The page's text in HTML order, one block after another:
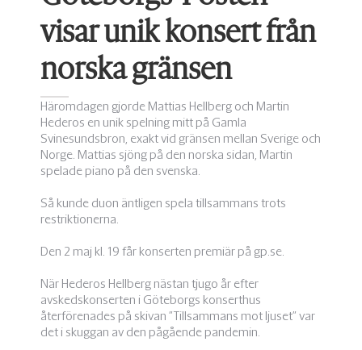
visar unik konsert från
norska gränsen
Häromdagen gjorde Mattias Hellberg och Martin
Hederos en unik spelning mitt på Gamla
Svinesundsbron, exakt vid gränsen mellan Sverige och
Norge. Mattias sjöng på den norska sidan, Martin
spelade piano på den svenska.
Så kunde duon äntligen spela tillsammans trots
restriktionerna.
Den 2 maj kl. 19 får konserten premiär på gp.se.
När Hederos Hellberg nästan tjugo år efter
avskedskonserten i Göteborgs konserthus
återförenades på skivan ”Tillsammans mot ljuset” var
det i skuggan av den pågående pandemin.